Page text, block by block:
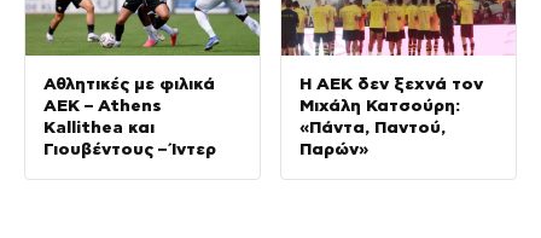
Αθλητικές με φιλικά
ΑΕΚ – Athens
Kallithea και
Γιουβέντους – Ίντερ
Η ΑΕΚ δεν ξεχνά τον
Μιχάλη Κατσούρη:
«Πάντα, Παντού,
Παρών»